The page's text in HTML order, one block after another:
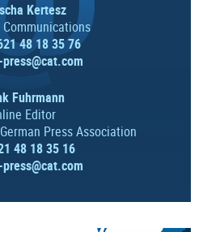
Kertesz
48 18 35 76
Fuhrmann
Editor
Press Association
48 18 35 16